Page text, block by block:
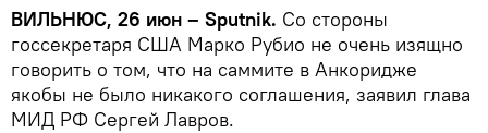
ВИЛЬНЮС, 26 июн – Sputnik. Со стороны
госсекретаря США Марко Рубио не очень изящно
говорить о том, что на саммите в Анкоридже
якобы не было никакого соглашения, заявил глава
МИД РФ Сергей Лавров.